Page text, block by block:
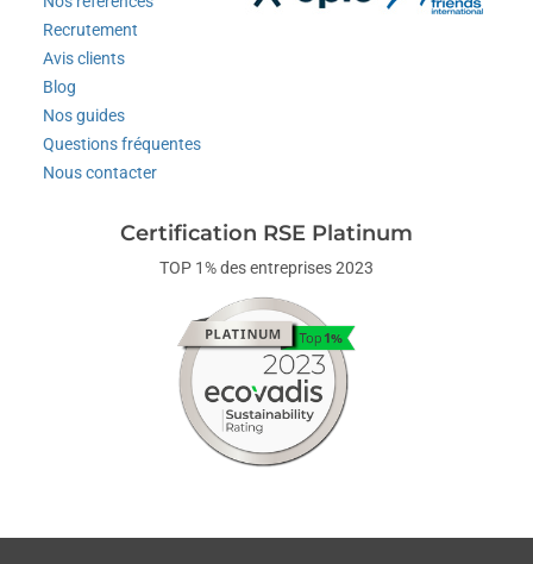
Recrutement
Avis clients
Blog
Nos guides
Questions fréquentes
Nous contacter
Certification RSE Platinum
TOP 1% des entreprises 2023